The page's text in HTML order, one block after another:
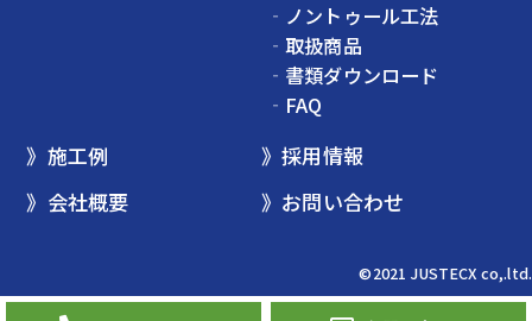
‐ ノントゥール工法
‐取扱商品
‐ 書類ダウンロード
‐ FAQ
》 施工例 》採用情報
》 会社概要 》 お問い合わせ
©2021 JUSTECX co,.ltd.